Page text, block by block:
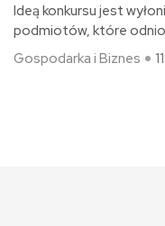
Ideą konkursu jest
podmiotów, które
Gospodarka i Biznes